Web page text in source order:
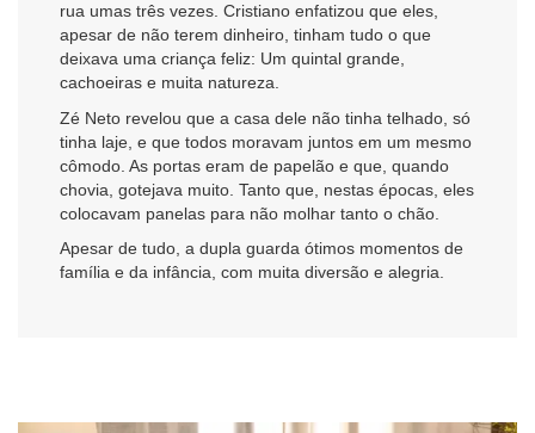
rua umas três vezes. Cristiano enfatizou que eles,
apesar de não terem dinheiro, tinham tudo o que
deixava uma criança feliz: Um quintal grande,
cachoeiras e muita natureza.
Zé Neto revelou que a casa dele não tinha telhado, só
tinha laje, e que todos moravam juntos em um mesmo
cômodo. As portas eram de papelão e que, quando
chovia, gotejava muito. Tanto que, nestas épocas, eles
colocavam panelas para não molhar tanto o chão.
Apesar de tudo, a dupla guarda ótimos momentos de
família e da infância, com muita diversão e alegria.